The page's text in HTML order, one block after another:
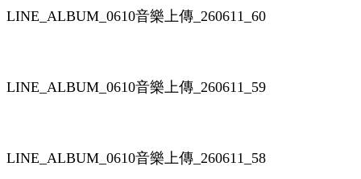
LINE_ALBUM_0610音樂上傳_260611_60
LINE_ALBUM_0610音樂上傳_260611_59
LINE_ALBUM_0610音樂上傳_260611_58